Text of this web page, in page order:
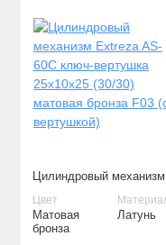
Цилиндровый механизм
Extreza AS-60С ключ-
вертушка 25x10x25 (30/
матовая бронза F03 (с
Цвет
Матовая
бронза
Латунь